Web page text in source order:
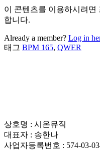
이 콘텐츠를 이용하시려
합니다.
Already a member? Log in
태그 BPM 165, QWER
상호명 : 시온뮤직
대표자 : 송한나
사업자등록번호 : 574-03-